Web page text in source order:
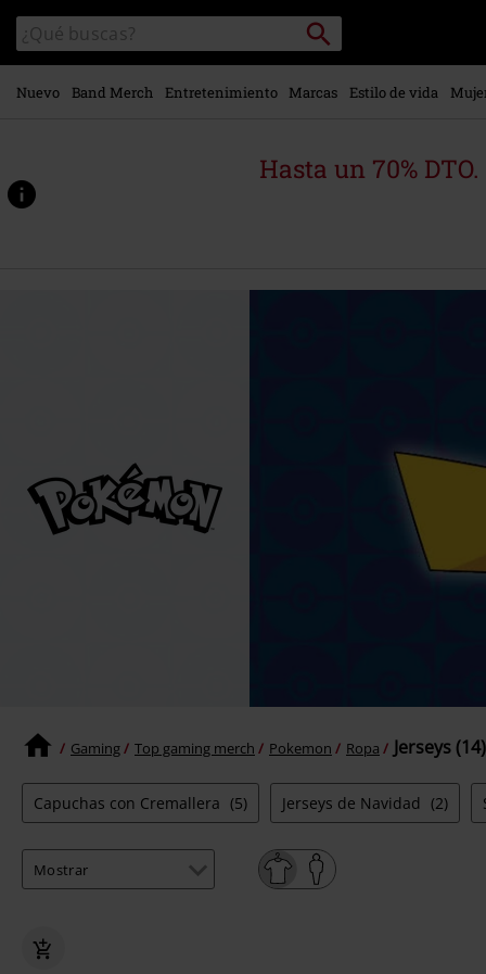
contenido
principal
Buscar
en
el
catálogo
Buscar
Nuevo Band Merch Entretenimiento Marcas Estilo de vida
Hasta un 70%
Gaming Top gaming merch Pokemon Ropa Jerseys (14)
Capuchas con Cremallera (5) Jerseys de Navidad (2)